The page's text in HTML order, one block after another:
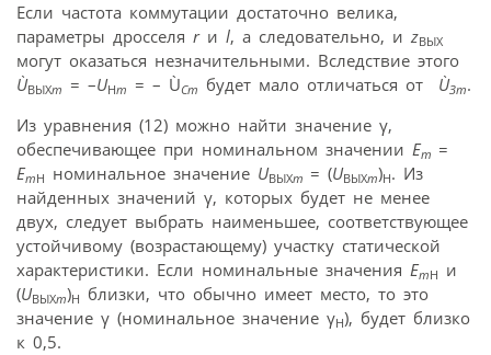
Если частота коммутации достаточно велика,
параметры дросселя rи l, а следовательно, и zВЫХ
могут оказаться незначительными. Вследствие этого
ÙВЫХm = –UHm = – ÙCm будет мало отличаться от ÙЗm.
Из уравнения (12) можно найти значение γ,
обеспечивающее при номинальном значении Em =
EmH номинальное значение UВЫХm = (UВЫХm)Н. Из
найденных значений γ, которых будет не менее
двух, следует выбрать наименьшее, соответствующее
устойчивому (возрастающему) участку статической
характеристики. Если номинальные значения EmH и
(UВЫХm)Н близки, что обычно имеет место, то это
значение γ (номинальное значение γН), будет близко
к 0,5.